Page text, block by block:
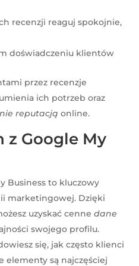
recenzji reaguj spokojnie,
doświadczeniu klientów
przez recenzje
ich potrzeb oraz
reputacją online.
z Google My
Business to kluczowy
marketingowej. Dzięki
uzyskać cennedane
swojego profilu.
się, jak często klienci
elementy są najczęściej